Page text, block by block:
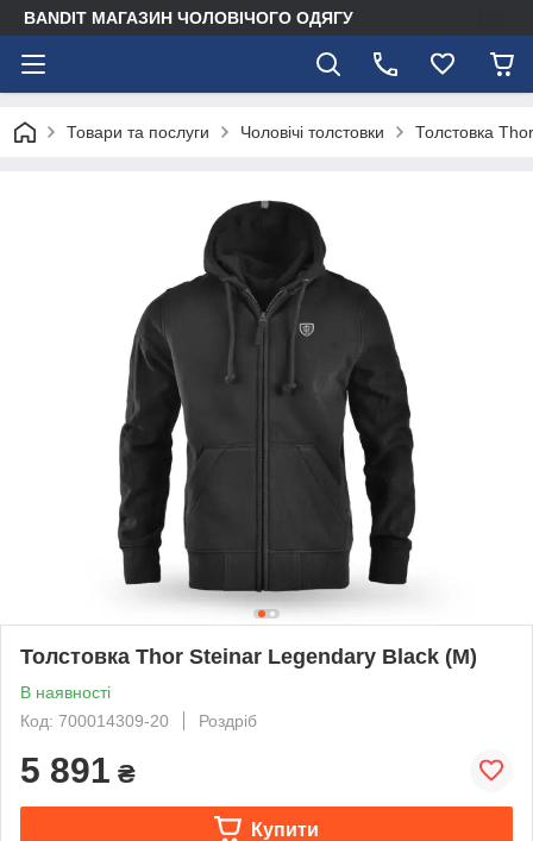
BANDIT МАГАЗИН ЧОЛОВІЧОГО ОДЯГУ
Товари та послуги Чоловічі толстовки Толстовка
Толстовка Thor Steinar Legendary Black (M)
В наявності
Код: 700014309-20
Роздріб
5 891 ₴
Купити